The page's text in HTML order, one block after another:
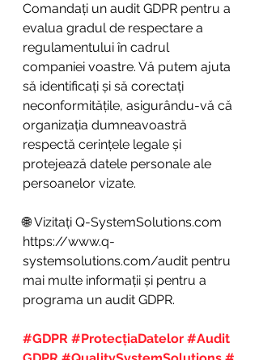
Comandați un audit GDPR pentru a
evalua gradul de respectare a
regulamentului în cadrul
companiei voastre. Vă putem ajuta
să identificați și să corectați
neconformitățile, asigurându-vă că
organizația dumneavoastră
respectă cerințele legale și
protejează datele personale ale
persoanelor vizate.
🌐 Vizitați Q-SystemSolutions.com
https://www.q-
systemsolutions.com/audit pentru
mai multe informații și pentru a
programa un audit GDPR.
#GDPR #ProtecțiaDatelor #Audit